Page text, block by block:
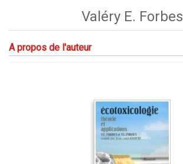
Valéry E. Forbes
A propos de l'auteur